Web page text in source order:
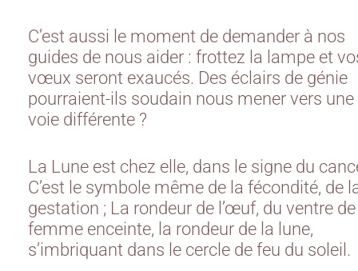
C’est aussi le moment de demander à nos
guides de nous aider : frottez la lampe et
vœux seront exaucés. Des éclairs de génie
pourraient-ils soudain nous mener vers une
voie différente ?
La Lune est chez elle, dans le signe du
C’est le symbole même de la fécondité, de
gestation ; La rondeur de l’œuf, du ventre
femme enceinte, la rondeur de la lune,
s’imbriquant dans le cercle de feu du soleil.